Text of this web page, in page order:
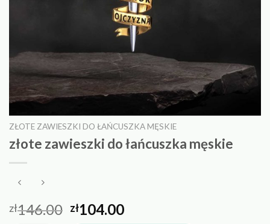
ZŁOTE ZAWIESZKI DO ŁAŃCUSZKA MĘSKIE
złote zawieszki do łańcuszka męskie
zł146.00 zł104.00